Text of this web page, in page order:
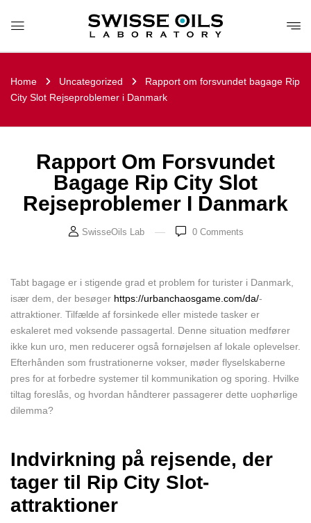
Home Uncategorized
Rapport om forsvundet bagage Rip
City Slot Rejseproblemer i Danmark
Rapport Om Forsvundet
Bagage Rip City Slot
Rejseproblemer I Danmark
SwisseOils Lab 0Comments
Tabt bagage er i stigende grad et problem for turister i Danmark,
især dem, der besøger https://urbanchaosgame.com/da/-
attraktioner. Tilfælde af forsinkede eller mistede tasker er
eskaleret med voksende passagertal. Denne situation medfører
ikke kun uro, men reducerer også fornøjelsen af lokale oplevelser.
Efterhånden som frustrationerne vokser, møder flyselskaberne
pres for at forbedre systemer til kommunikation og sporing. Hvilke
tiltag foreslås, og hvordan håndterer passagerer dette uophørlige
dilemma?
Indvirkning på rejsende, der
tager til Rip City Slot-
attraktioner